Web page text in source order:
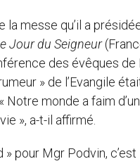
la messe qu’il a
Jour du Seigneur
des évêques de
» de l’Evangile
Notre monde a faim
», a-t-il affirmé.
pour Mgr Podvin, c’est